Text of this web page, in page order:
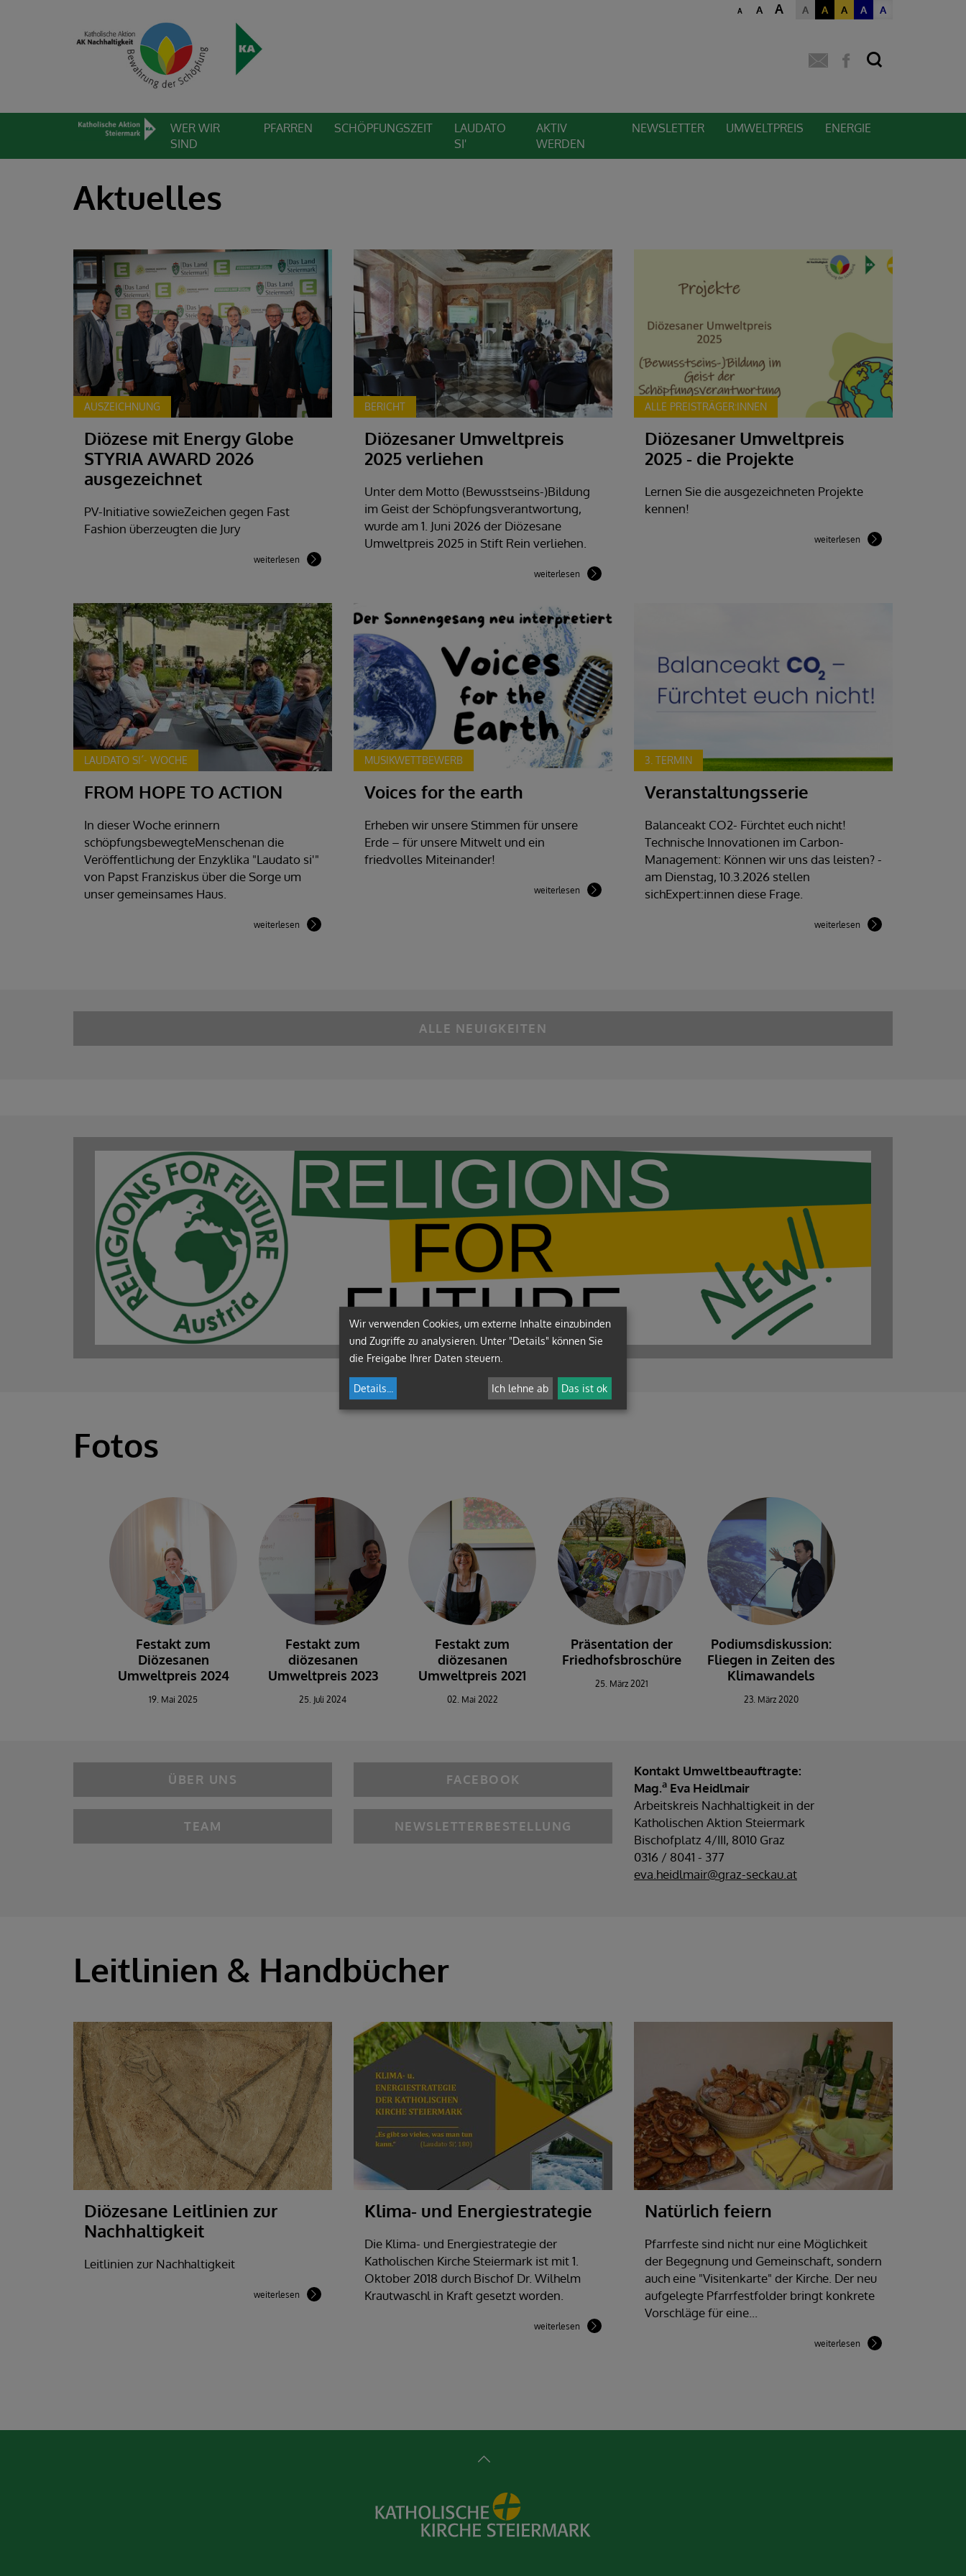
A A A A A A A A
WER WIR
SIND
PFARREN SCHÖPFUNGSZEIT
LAUDATO
SI'
AKTIV
WERDEN
NEWSLETTER UMWELTPREIS ENERGIE
Aktuelles
AUSZEICHNUNG
Diözese mit Energy Globe
STYRIA AWARD 2026
ausgezeichnet
PV-Initiative sowieZeichen gegen Fast
Fashion überzeugten die Jury
weiterlesen
BERICHT
Diözesaner Umweltpreis
2025 verliehen
Unter dem Motto (Bewusstseins-)Bildung
im Geist der Schöpfungsverantwortung,
wurde am 1. Juni 2026 der Diözesane
Umweltpreis 2025 in Stift Rein verliehen.
weiterlesen
ALLE PREISTRÄGER:INNEN
Diözesaner Umweltpreis
2025 - die Projekte
Lernen Sie die ausgezeichneten Projekte
kennen!
weiterlesen
LAUDATO SI´- WOCHE
FROM HOPE TO ACTION
In dieser Woche erinnern
schöpfungsbewegteMenschenan die
Veröffentlichung der Enzyklika "Laudato si'"
von Papst Franziskus über die Sorge um
unser gemeinsames Haus.
weiterlesen
MUSIKWETTBEWERB
Voices for the earth
Erheben wir unsere Stimmen für unsere
Erde – für unsere Mitwelt und ein
friedvolles Miteinander!
weiterlesen
3. TERMIN
Veranstaltungsserie
Balanceakt CO2- Fürchtet euch nicht!
Technische Innovationen im Carbon-
Management: Können wir uns das leisten? -
am Dienstag, 10.3.2026 stellen
sichExpert:innen diese Frage.
weiterlesen
ALLE NEUIGKEITEN
Fotos
Festakt zum
Diözesanen
Umweltpreis 2024
19. Mai 2025
Festakt zum
diözesanen
Umweltpreis 2023
25. Juli 2024
Festakt zum
diözesanen
Umweltpreis 2021
02. Mai 2022
Präsentation der
Friedhofsbroschüre
25. März 2021
Podiumsdiskussion:
Fliegen in Zeiten des
Klimawandels
23. März 2020
ÜBER UNS
TEAM
FACEBOOK
NEWSLETTERBESTELLUNG
Kontakt Umweltbeauftragte:
Mag.a Eva Heidlmair
Arbeitskreis Nachhaltigkeit in der
Katholischen Aktion Steiermark
Bischofplatz 4/III, 8010 Graz
0316 / 8041 - 377
eva.heidlmair@graz-seckau.at
Leitlinien & Handbücher
Diözesane Leitlinien zur
Nachhaltigkeit
Leitlinien zur Nachhaltigkeit
weiterlesen
Klima- und Energiestrategie
Die Klima- und Energiestrategie der
Katholischen Kirche Steiermark ist mit 1.
Oktober 2018 durch Bischof Dr. Wilhelm
Krautwaschl in Kraft gesetzt worden.
weiterlesen
Natürlich feiern
Pfarrfeste sind nicht nur eine Möglichkeit
der Begegnung und Gemeinschaft, sondern
auch eine "Visitenkarte" der Kirche. Der neu
aufgelegte Pfarrfestfolder bringt konkrete
Vorschläge für eine...
weiterlesen
Wir verwenden Cookies, um externe Inhalte einzubinden
und Zugriffe zu analysieren. Unter "Details" können Sie
die Freigabe Ihrer Daten steuern.
Details Ich lehne ab Das ist ok